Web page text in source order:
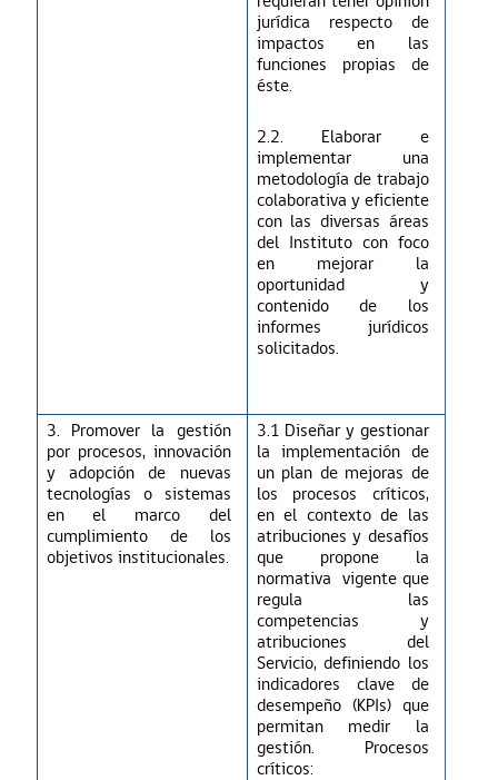
jurídica respecto de
impactos en las
funciones propias de
éste.
2.2. Elaborar e
implementar una
metodología de trabajo
colaborativa y eficiente
con las diversas áreas
del Instituto con foco
en mejorar la
oportunidad y
contenido de los
informes jurídicos
solicitados.
3. Promover la gestión
por procesos, innovación
y adopción de nuevas
tecnologías o sistemas
en el marco del
cumplimiento de los
objetivos institucionales.
3.1 Diseñar y gestionar
la implementación de
un plan de mejoras de
los procesos críticos,
en el contexto de las
atribuciones y desafíos
que propone la
normativa vigente que
regula las
competencias y
atribuciones del
Servicio, definiendo los
indicadores clave de
desempeño (KPIs) que
permitan medir la
gestión. Procesos
críticos: